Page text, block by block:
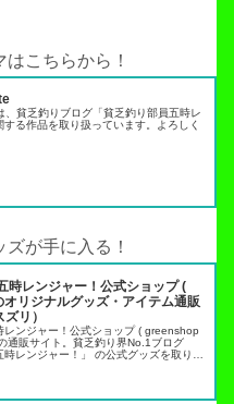
こちらから！
、貧乏釣りブログ「貧乏釣り部員五時レ
する作品を取り扱っています。よろしく
が手に入る！
時レンジャー！公式ショップ (
リジナルグッズ・アイテム通販
リ）
レンジャー！公式ショップ ( greenshop
通販サイト。貧乏釣り界No.1ブログ
時レンジャー！」 の公式グッズを取り扱